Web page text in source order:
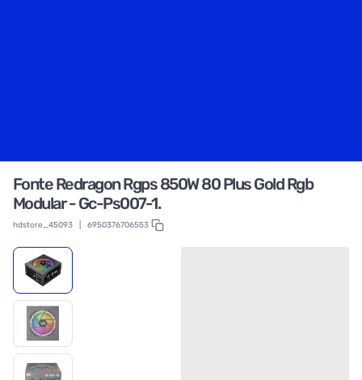
Fonte Redragon Rgps 850W 80 Plus Gold Rgb
Modular - Gc-Ps007-1.
hdstore_45093 6950376706553